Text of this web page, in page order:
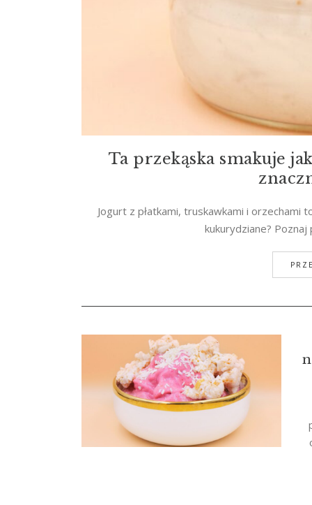
Ta przekąska smakuje
Jogurt z płatkami, truskawkami i orzechami
kukurydziane?